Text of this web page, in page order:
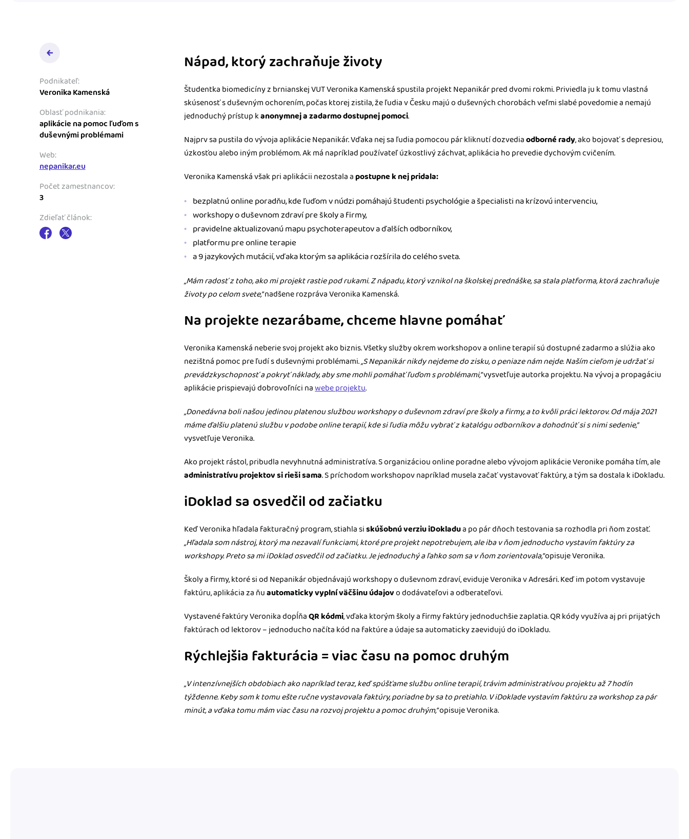
Podnikateľ:
Veronika Kamenská
Oblasť podnikania:
aplikácie na pomoc ľuďom s
duševnými problémami
Web:
nepanikar.eu
Počet zamestnancov:
3
Zdieľať článok:
Nápad, ktorý zachraňuje životy
Študentka biomedicíny z brnianskej VUT Veronika Kamenská spustila projekt Nepanikár pred dvomi rokmi. Priviedla ju k tomu vlastná
skúsenosť s duševným ochorením, počas ktorej zistila, že ľudia v Česku majú o duševných chorobách veľmi slabé povedomie a nemajú
jednoduchý prístup kanonymnej a zadarmo dostupnej pomoci.
Najprv sa pustila do vývoja aplikácie Nepanikár. Vďaka nej sa ľudia pomocou pár kliknutí dozvediaodborné rady, ako bojovať s depresiou,
úzkosťou alebo iným problémom. Ak má napríklad používateľ úzkostlivý záchvat, aplikácia ho prevedie dychovým cvičením.
Veronika Kamenská však pri aplikácii nezostala apostupne k nej pridala:
bezplatnú online poradňu, kde ľuďom v núdzi pomáhajú študenti psychológie a špecialisti na krízovú intervenciu,
workshopy o duševnom zdraví pre školy a firmy,
pravidelne aktualizovanú mapu psychoterapeutov a ďalších odborníkov,
platformu pre online terapie
a 9 jazykových mutácií, vďaka ktorým sa aplikácia rozšírila do celého sveta.
„Mám radosť z toho, ako mi projekt rastie pod rukami. Z nápadu, ktorý vznikol na školskej prednáške, sa stala platforma, ktorá zachraňuje
životy po celom svete,”nadšene rozpráva Veronika Kamenská.
Na projekte nezarábame, chceme hlavne pomáhať
Veronika Kamenská neberie svoj projekt ako biznis. Všetky služby okrem workshopov a online terapií sú dostupné zadarmo a slúžia ako
nezištná pomoc pre ľudí s duševnými problémami.„S Nepanikár nikdy nejdeme do zisku, o peniaze nám nejde. Naším cieľom je udržať si
prevádzkyschopnosť a pokryť náklady, aby sme mohli pomáhať ľuďom s problémami,”vysvetľuje autorka projektu. Na vývoj a propagáciu
aplikácie prispievajú dobrovoľníci nawebe projektu.
„Donedávna boli našou jedinou platenou službou workshopy o duševnom zdraví pre školy a firmy, a to kvôli práci lektorov. Od mája 2021
máme ďalšiu platenú službu v podobe online terapií, kde si ľudia môžu vybrať z katalógu odborníkov a dohodnúť si s nimi sedenie,”
vysvetľuje Veronika.
Ako projekt rástol, pribudla nevyhnutná administratíva. S organizáciou online poradne alebo vývojom aplikácie Veronike pomáha tím, ale
administratívu projektov si rieši sama. S príchodom workshopov napríklad musela začať vystavovať faktúry, a tým sa dostala k iDokladu.
iDoklad sa osvedčil od začiatku
Keď Veronika hľadala fakturačný program, stiahla siskúšobnú verziu iDokladua po pár dňoch testovania sa rozhodla pri ňom zostať.
„Hľadala som nástroj, ktorý ma nezavalí funkciami, ktoré pre projekt nepotrebujem, ale iba v ňom jednoducho vystavím faktúry za
workshopy. Preto sa mi iDoklad osvedčil od začiatku. Je jednoduchý a ľahko som sa v ňom zorientovala,”opisuje Veronika.
Školy a firmy, ktoré si od Nepanikár objednávajú workshopy o duševnom zdraví, eviduje Veronika v Adresári. Keď im potom vystavuje
faktúru, aplikácia za ňuautomaticky vyplní väčšinu údajovo dodávateľovi a odberateľovi.
Vystavené faktúry Veronika dopĺňaQR kódmi, vďaka ktorým školy a firmy faktúry jednoduchšie zaplatia. QR kódy využíva aj pri prijatých
faktúrach od lektorov – jednoducho načíta kód na faktúre a údaje sa automaticky zaevidujú do iDokladu.
Rýchlejšia fakturácia = viac času na pomoc druhým
„V intenzívnejších obdobiach ako napríklad teraz, keď spúšťame službu online terapií, trávim administratívou projektu až 7 hodín
týždenne. Keby som k tomu ešte ručne vystavovala faktúry, poriadne by sa to pretiahlo. V iDoklade vystavím faktúru za workshop za pár
minút, a vďaka tomu mám viac času na rozvoj projektu a pomoc druhým,”opisuje Veronika.